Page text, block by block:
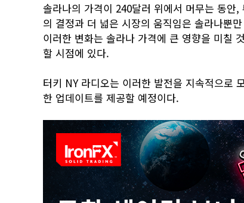
솔라나의 가격이 240달러 위에서 머무는 동안
의 결정과 더 넓은 시장의 움직임은 솔라나뿐
이러한 변화는 솔라나 가격에 큰 영향을 미칠
할 시점에 있다.
터키 NY 라디오는 이러한 발전을 지속적으로
한 업데이트를 제공할 예정이다.